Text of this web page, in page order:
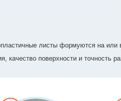
листы формуются на
качество поверхности и точность